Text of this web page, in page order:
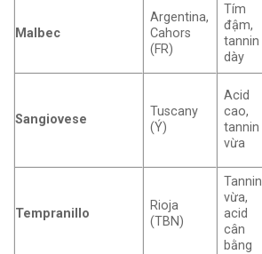
Malbec
Argentina,
Cahors
(FR)
Tím
đậm,
tannin
dày
Sangiovese
Tuscany
(Ý)
Acid
cao,
tannin
vừa
Tempranillo
Rioja
(TBN)
Tannin
vừa,
acid
cân
bằng